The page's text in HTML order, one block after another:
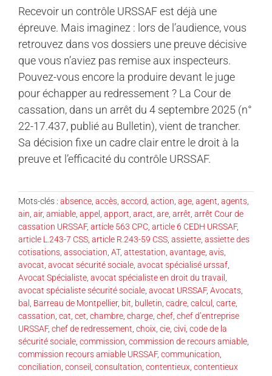
Recevoir un contrôle URSSAF est déjà une
épreuve. Mais imaginez : lors de l’audience, vous
retrouvez dans vos dossiers une preuve décisive
que vous n’aviez pas remise aux inspecteurs.
Pouvez-vous encore la produire devant le juge
pour échapper au redressement ? La Cour de
cassation, dans un arrêt du 4 septembre 2025 (n°
22-17.437, publié au Bulletin), vient de trancher.
Sa décision fixe un cadre clair entre le droit à la
preuve et l’efficacité du contrôle URSSAF.
Mots-clés : absence, accès, accord, action, age, agent, agents,
ain, air, amiable, appel , apport, aract, are, arrêt, arrêt Cour de
cassation URSSAF, article 563 CPC, article 6 CEDH URSSAF,
article L.243-7 CSS, article R.243-59 CSS, assiette, assiette des
cotisations, association, AT, attestation, avantage, avis,
avocat, avocat sécurité sociale, avocat spécialisé urssaf,
Avocat Spécialiste, avocat spécialiste en droit du travail ,
avocat spécialiste sécurité sociale, avocat URSSAF, Avocats,
bal , Barreau de Montpellier, bit, bulletin, cadre, calcul , carte,
cassation, cat, cet, chambre, charge, chef, chef d’entreprise
URSSAF, chef de redressement, choix, cie, civi, code de la
sécurité sociale, commission, commission de recours amiable,
commission recours amiable URSSAF, communication,
conciliation, conseil , consultation, contentieux, contentieux